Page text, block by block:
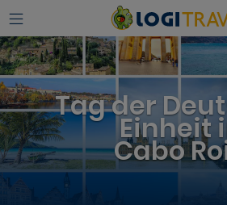
Tag der
Einheit
Cabo